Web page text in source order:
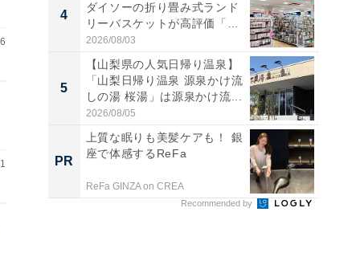
4
ダイソーの折り畳み式ランド
リーバスケットが高評価「使
わ...
2026/08/03
5
【山梨県の人気日帰り温泉】
「山梨日帰り温泉 源泉かけ流
しの湯 桜湯」は源泉かけ流...
2026/08/05
PR
上質な眠りも美髪ケアも！ 銀
座で体感するReFa
ReFa GINZA on CREA
Recommended by